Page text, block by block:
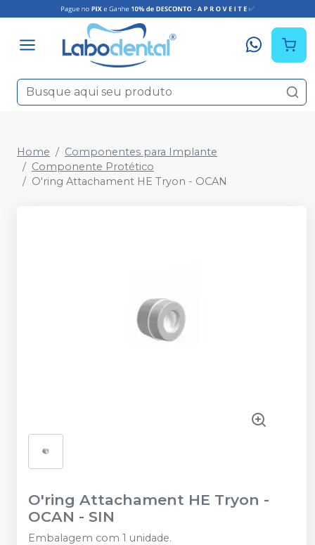
Home
Componentes para Implante
Componente Protético
O'ring Attachament HE Tryon - OCAN
O'ring Attachament HE Tryon -
OCAN - SIN
Embalagem com 1 unidade.